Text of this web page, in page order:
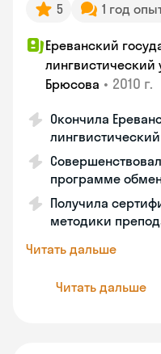
5 1 год
Ереванский
лингвистический
Брюсова • 2010 г.
Окончила
программе
Получила
методики
Читать дальше
Читать дальше